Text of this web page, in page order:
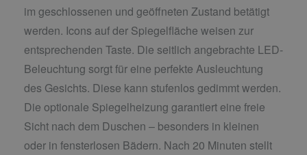
im geschlossenen und geöffneten Zustand betätigt
werden. Icons auf der Spiegelfläche weisen zur
entsprechenden Taste. Die seitlich angebrachte LED-
Beleuchtung sorgt für eine perfekte Ausleuchtung
des Gesichts. Diese kann stufenlos gedimmt werden.
Die optionale Spiegelheizung garantiert eine freie
Sicht nach dem Duschen – besonders in kleinen
oder in fensterlosen Bädern. Nach 20 Minuten stellt